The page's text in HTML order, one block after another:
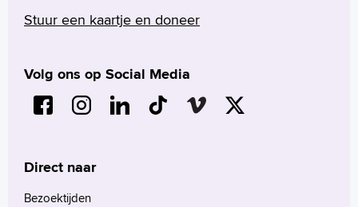
Stuur een kaartje en doneer
Volg ons op Social Media
Direct naar
Bezoektijden